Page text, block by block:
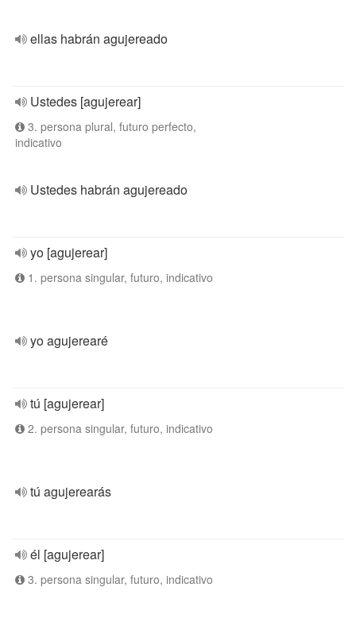
ellas habrán agujereado
Ustedes [agujerear]
3. persona plural, futuro perfecto,
indicativo
Ustedes habrán agujereado
yo [agujerear]
1. persona singular, futuro, indicativo
yo agujerearé
tú [agujerear]
2. persona singular, futuro, indicativo
tú agujerearás
él [agujerear]
3. persona singular, futuro, indicativo